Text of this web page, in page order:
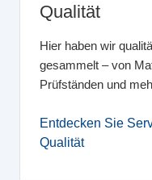
Qualität
Hier haben wir
gesammelt – von
Prüfständen und
Entdecken Sie
Qualität